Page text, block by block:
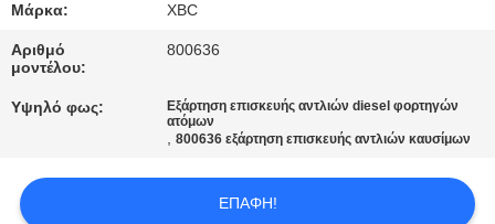
ΜΑΣ
ΕΛΆΤΕ
ΣΕ
ΜΕ
Μάρκα: XBC
Αριθμό
μοντέλου:
800636
Υψηλό φως:
Εξάρτηση επισκευής αντλιών diesel φορτηγών
ατόμων
,800636 εξάρτηση επισκευής αντλιών καυσίμων
ΕΠΑΦΉ!